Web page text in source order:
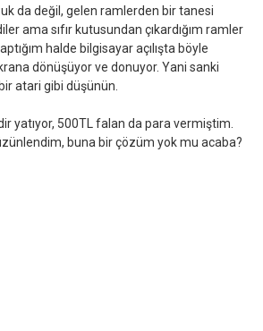
da değil, gelen ramlerden bir tanesi
ama sıfır kutusundan çıkardığım ramler
halde bilgisayar açılışta böyle
dönüşüyor ve donuyor. Yani sanki
atari gibi düşünün.
yatıyor, 500TL falan da para vermiştim.
buna bir çözüm yok mu acaba?